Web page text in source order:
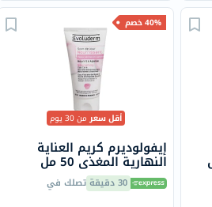
40% خصم
أقل سعرمن 30 يوم
إيفولوديرم كريم العناية
النهارية المغذي 50 مل
30 دقيقة تصلك في